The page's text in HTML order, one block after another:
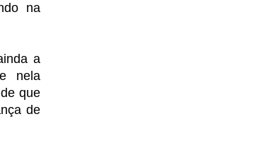
na
a
nela
que
de